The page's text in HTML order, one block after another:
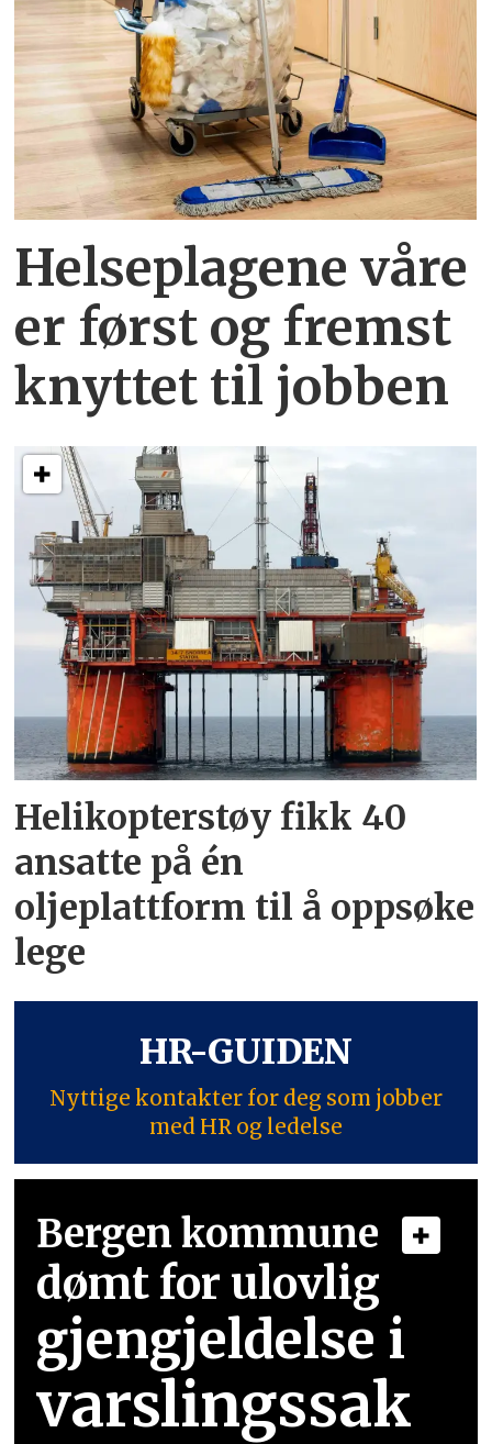
Helseplagene våre
er først og fremst
knyttet til jobben
Helikopterstøy fikk 40
ansatte på én
oljeplattform til å oppsøke
lege
HR-GUIDEN
Nyttige kontakter for deg som jobber
med HR og ledelse
Bergen kommune
dømt for ulovlig
gjengjeldelse i
varslingssak